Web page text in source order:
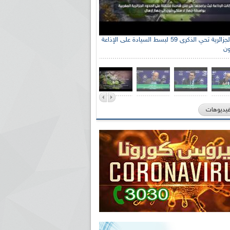
الإذاعة الجزائرية تحي الذكرى 59 لبسط السيادة على الإذاعة